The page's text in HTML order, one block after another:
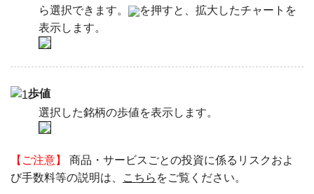
ら選択できます。
を押すと、拡大したチャートを
表示します。
歩値
選択した銘柄の歩値を表示します。
【ご注意】
商品・サービスごとの投資に係るリスクおよ
び手数料等の説明は、
こちら をご覧ください。